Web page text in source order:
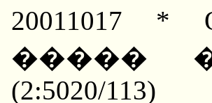
20011017
�����
(2:5020/113)